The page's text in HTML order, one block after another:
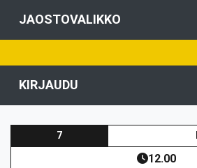
JAOSTOVALIKKO
KIRJAUDU
7
12.00